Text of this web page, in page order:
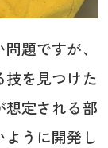
題ですが、
技を見つけた
想定される部
うに開発し